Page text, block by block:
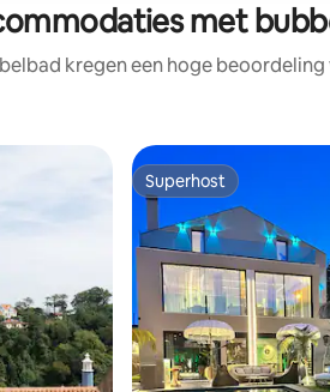
met
kregen een hoge
Superhost
Superhost